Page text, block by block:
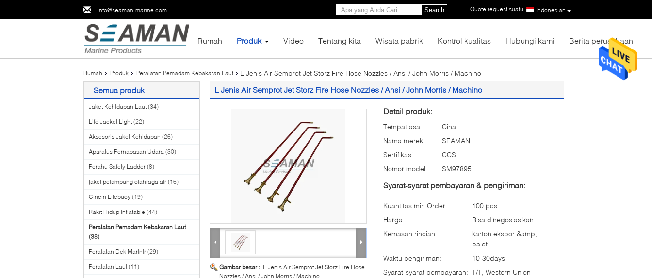
info@seaman-marine.com Indonesian
Quote request suatu |
Search
Rumah Produk Video Tentang kita Wisata pabrik Kontrol kualitas Hubungi kami Berita perusahaan
Rumah Produk Peralatan Pemadam Kebakaran Laut L Jenis Air Semprot Jet Storz Fire Hose Nozzles / Ansi / John Morris / Machino
Semua produk
Jaket Kehidupan Laut (34)
Life Jacket Light (22)
Aksesoris Jaket Kehidupan (26)
Aparatus Pernapasan Udara (30)
Perahu Safety Ladder (8)
jaket pelampung olahraga air (16)
Cincin Lifebuoy (19)
Rakit Hidup Inflatable (44)
Peralatan Pemadam Kebakaran Laut
(38)
Peralatan Dek Marinir (29)
Peralatan Laut (11)
L Jenis Air Semprot Jet Storz Fire Hose Nozzles / Ansi / John Morris / Machino
Gambar besar : L Jenis Air Semprot Jet Storz Fire Hose
Nozzles / Ansi / John Morris / Machino
Detail produk:
Tempat asal:
Cina
Nama merek:
SEAMAN
Sertifikasi:
CCS
Nomor model:
SM97895
Syarat-syarat pembayaran & pengiriman:
Kuantitas min Order:
100 pcs
Harga:
Bisa dinegosiasikan
Kemasan rincian:
karton ekspor &amp;
palet
Waktu pengiriman:
10-30days
Syarat-syarat pembayaran: T/T, Western Union